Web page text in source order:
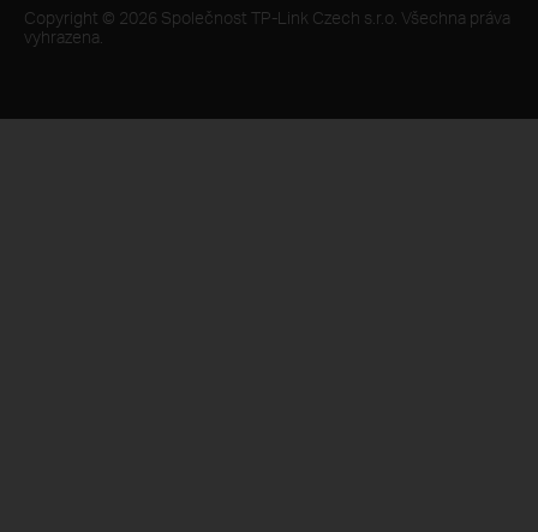
Copyright © 2026 Společnost TP-Link Czech s.r.o. Všechna práva
vyhrazena.